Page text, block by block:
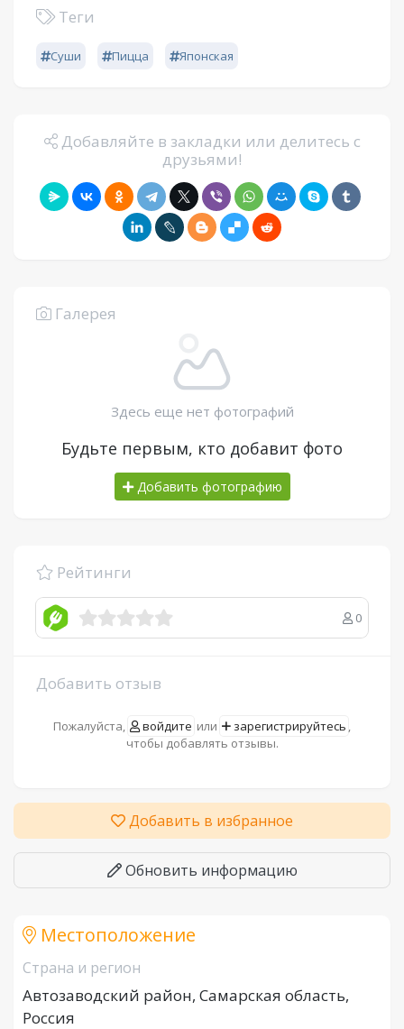
Теги
Суши Пицца Японская
Добавляйте в закладки или делитесь с
друзьями!
Галерея
Здесь еще нет фотографий
Будьте первым, кто добавит фото
Добавить фотографию
Рейтинги
0
Добавить отзыв
Пожалуйста, войдите или зарегистрируйтесь ,
чтобы добавлять отзывы.
Добавить в избранное
Обновить информацию
Местоположение
Страна и регион
Автозаводский район, Самарская область,
Россия